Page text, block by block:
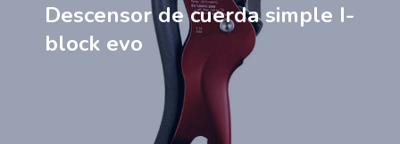
Descensor de cuerda simple I-
block evo